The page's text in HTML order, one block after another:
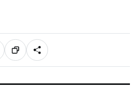
ಲಿಂ
ಕ್
S
h
a